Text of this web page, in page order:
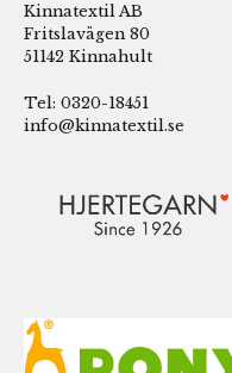
Kinnatextil AB
Fritslavägen 80
51142 Kinnahult
Tel: 0320-18451
info@kinnatextil.se